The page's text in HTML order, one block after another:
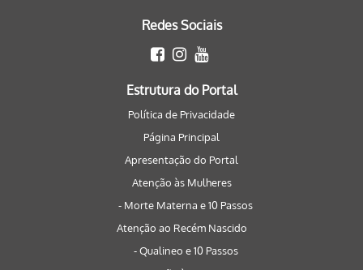
Redes Sociais
Estrutura do Portal
Política de Privacidade
Página Principal
Apresentação do Portal
Atenção às Mulheres
- Morte Materna e 10 Passos
Atenção ao Recém Nascido
- Qualineo e 10 Passos